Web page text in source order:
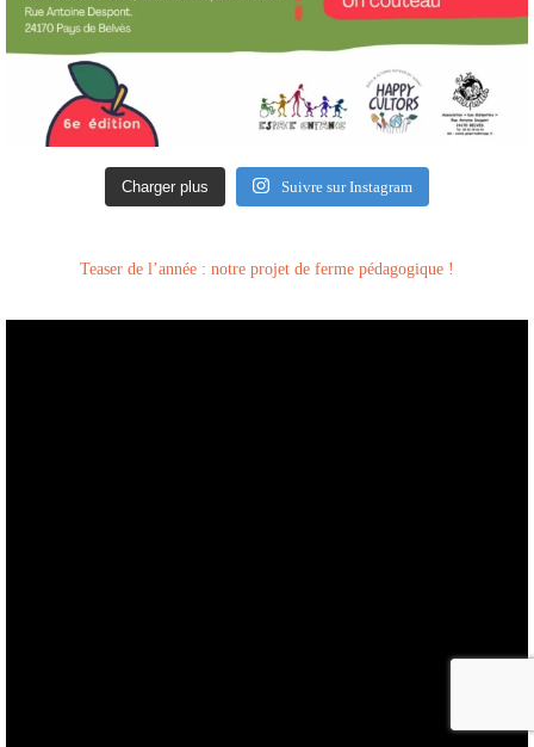
Charger plus Suivre sur Instagram
Teaser de l’année : notre projet de ferme pédagogique !